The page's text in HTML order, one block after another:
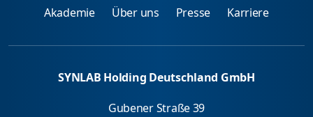
Akademie Über uns Presse Karriere
SYNLAB Holding Deutschland GmbH
Gubener Straße 39